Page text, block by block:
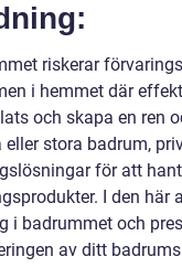
riskerar
i hemmet där
och skapa en ren
eller stora badrum,
för att
I den
i badrummet och
av ditt